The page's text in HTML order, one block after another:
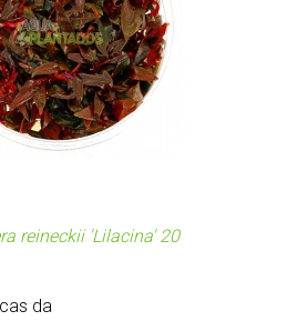
reineckii 'Lilacina' 20
da